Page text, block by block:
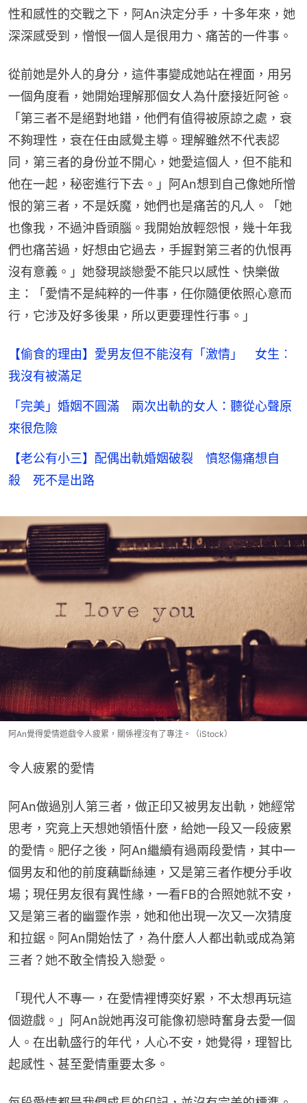
性和感性的交戰之下，阿An決定分手，十多年來，她
深深感受到，憎恨一個人是很用力、痛苦的一件事。
從前她是外人的身分，這件事變成她站在裡面，用另
一個角度看，她開始理解那個女人為什麼接近阿爸。
「第三者不是絕對地錯，他們有值得被原諒之處，衰
不夠理性，衰在任由感覺主導。理解雖然不代表認
同，第三者的身份並不開心，她愛這個人，但不能和
他在一起，秘密進行下去。」阿An想到自己像她所憎
恨的第三者，不是妖魔，她們也是痛苦的凡人。「她
也像我，不過沖昏頭腦。我開始放輕怨恨，幾十年我
們也痛苦過，好想由它過去，手握對第三者的仇恨再
沒有意義。」她發現談戀愛不能只以感性、快樂做
主：「愛情不是純粹的一件事，任你隨便依照心意而
行，它涉及好多後果，所以更要理性行事。」
【偷食的理由】愛男友但不能沒有「激情」 女生︰
我沒有被滿足
「完美」婚姻不圓滿 兩次出軌的女人：聽從心聲原
來很危險
【老公有小三】配偶出軌婚姻破裂 憤怒傷痛想自
殺 死不是出路
阿An覺得愛情遊戲令人疲累，關係裡沒有了專注。（iStock）
令人疲累的愛情
阿An做過別人第三者，做正印又被男友出軌，她經常
思考，究竟上天想她領悟什麼，給她一段又一段疲累
的愛情。肥仔之後，阿An繼續有過兩段愛情，其中一
個男友和他的前度藕斷絲連，又是第三者作梗分手收
場；現任男友很有異性緣，一看FB的合照她就不安，
又是第三者的幽靈作祟，她和他出現一次又一次猜度
和拉鋸。阿An開始怯了，為什麼人人都出軌或成為第
三者？她不敢全情投入戀愛。
「現代人不專一，在愛情裡博奕好累，不太想再玩這
個遊戲。」阿An說她再沒可能像初戀時奮身去愛一個
人。在出軌盛行的年代，人心不安，她覺得，理智比
起感性、甚至愛情重要太多。